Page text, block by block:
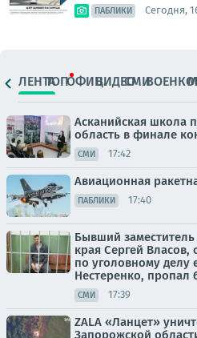
ПАБЛИКИ Сегодня,
ЛЕНТАТОПОФИЦ.ВИДЕОСМИ
Асканийская школа
область в финале
СМИ 17:42
Авиационная
ПАБЛИКИ 17:40
Бывший заместитель
края Сергей Власов,
по уголовному делу
Нестеренко, пропал
СМИ 17:39
ZALA «Ланцет»
Запорожской